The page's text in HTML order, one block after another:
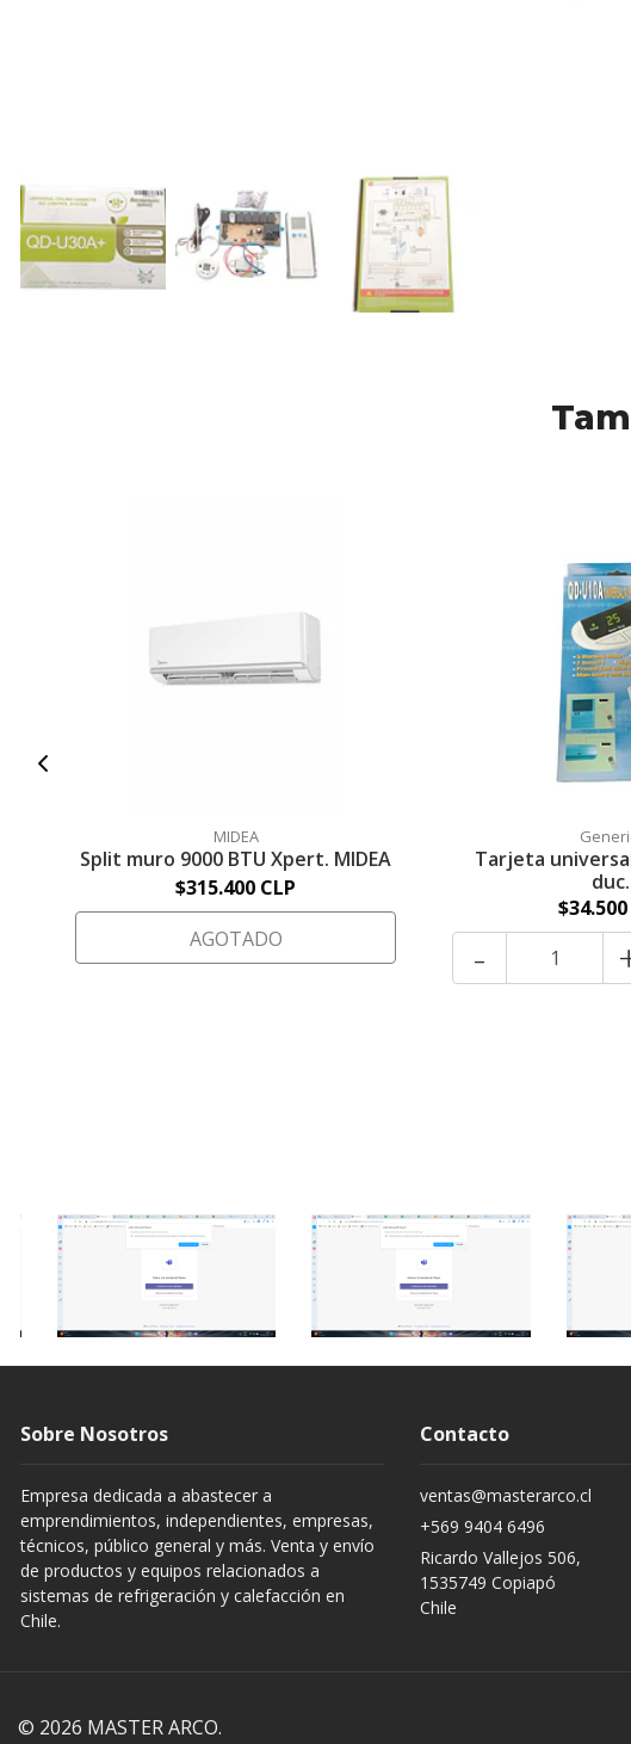
MIDEA
Split muro 9000 BTU Xpert. MIDEA
$315.400 CLP
AGOTADO
Tarjeta
$34.500
-
Sobre Nosotros
Empresa dedicada a abastecer a
emprendimientos, independientes, empresas,
técnicos, público general y más. Venta y envío
de productos y equipos relacionados a
sistemas de refrigeración y calefacción en
Chile.
Contacto
ventas@masterarco.cl
+569 9404 6496
Ricardo Vallejos 506,
1535749 Copiapó
Chile
© 2026 MASTER ARCO.